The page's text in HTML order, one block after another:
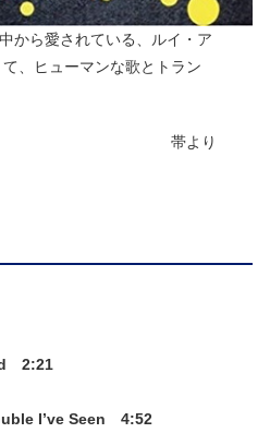
から愛されている、ルイ・ア
、ヒューマンな歌とトラン
帯より
2:21
I’ve Seen 4:52